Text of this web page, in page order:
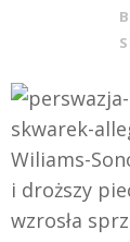
Wiliams-
i droższy
wzrosła